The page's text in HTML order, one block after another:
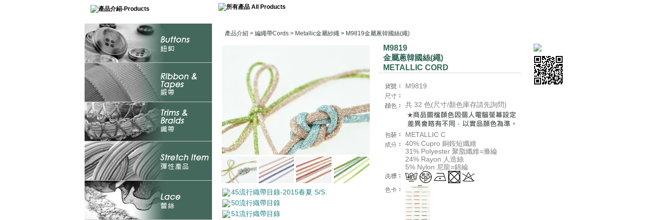
產品介紹 > 編繩帶Cords > Metallic金屬紗繩 > M9819金屬蔥韓國絲(繩)
45流行織帶目錄-2015春夏 S/S
50流行織帶目錄
51流行織帶目錄
M9819
金屬蔥韓國絲(繩)
METALLIC CORD
M9819
共 32 色(尺寸/顏色庫存請先詢問)
METALLIC C
40% Cupro 銅銨短纖維
31% Polyester 聚脂纖維=滌綸
24% Rayon 人造絲
5% Nylon 尼龍=錦綸